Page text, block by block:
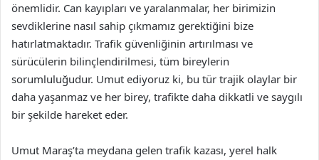
önemlidir. Can kayıpları ve yaralanmalar, her birimizin
sevdiklerine nasıl sahip çıkmamız gerektiğini bize
hatırlatmaktadır. Trafik güvenliğinin artırılması ve
sürücülerin bilinçlendirilmesi, tüm bireylerin
sorumluluğudur. Umut ediyoruz ki, bu tür trajik olaylar bir
daha yaşanmaz ve her birey, trafikte daha dikkatli ve saygılı
bir şekilde hareket eder.
Umut Maraş’ta meydana gelen trafik kazası, yerel halk